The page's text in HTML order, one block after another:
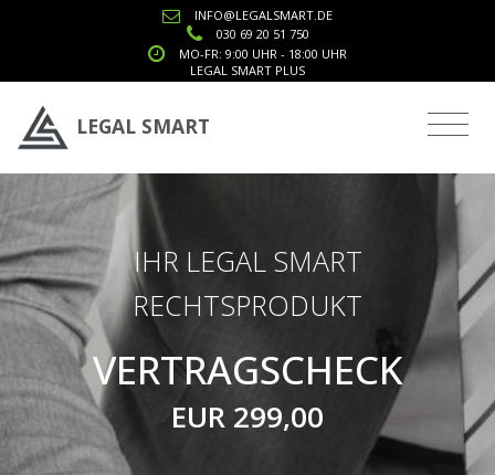
: Undefined index: cookie_user in
/var/www/html/rechtsprodukt.phpon line7
INFO@LEGALSMART.DE
030 69 20 51 750
MO-FR: 9:00 UHR - 18:00 UHR
LEGAL SMART PLUS
LEGAL SMART
IHR LEGAL SMART
RECHTSPRODUKT
VERTRAGSCHECK
EUR 299,00